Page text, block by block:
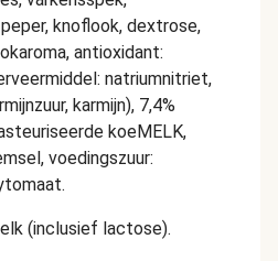
knoflook, dextrose,
antioxidant:
natriumnitriet,
karmijn), 7,4%
koeMELK,
voedingszuur:
(inclusief lactose).